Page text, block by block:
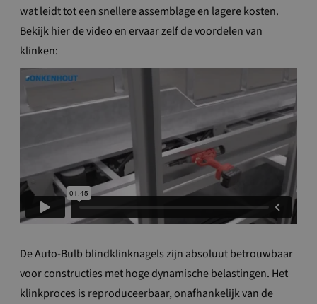
wat leidt tot een snellere assemblage en lagere kosten.
Bekijk hier de video en ervaar zelf de voordelen van
klinken:
De Auto-Bulb blindklinknagels zijn absoluut betrouwbaar
voor constructies met hoge dynamische belastingen. Het
klinkproces is reproduceerbaar, onafhankelijk van de